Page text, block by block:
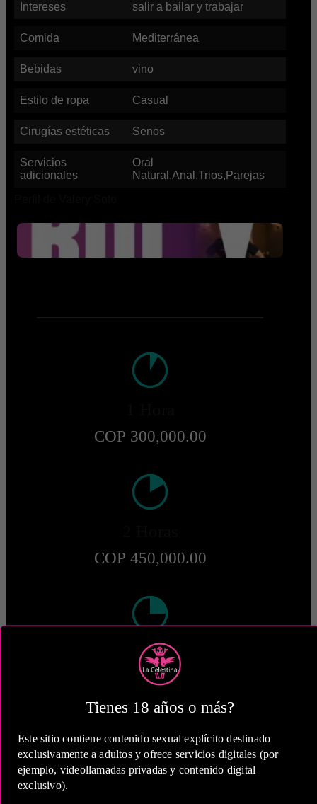
Tienes 18 años o más?
Este sitio contiene contenido sexual explícito destinado
exclusivamente a adultos y ofrece servicios digitales (por
ejemplo, videollamadas privadas y contenido digital
exclusivo).
Intereses salir a bailar y trabajar
Comida Mediterránea
Bebidas vino
Estilo de ropa Casual
Cirugías estéticas Senos
Servicios
adicionales
Oral
Natural,Anal,Trios,Parejas
COP 300,000.00
COP 450,000.00
5 Horas
COP 810,000.00
Medio de Pago: